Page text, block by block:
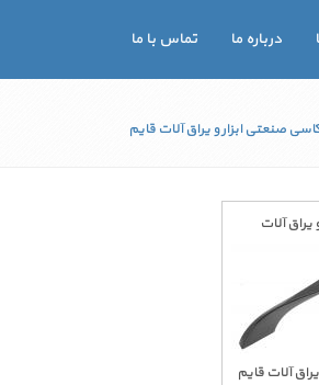
درباره ما تماس با ما
صنعتی ابزار و یراق آلات قایم
یراق آلات
آلات قایم